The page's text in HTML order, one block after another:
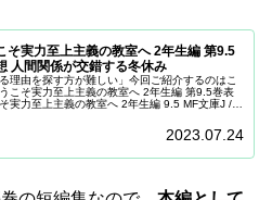
そ実力至上主義の教室へ 2年生編 第9.5
人間関係が交錯する冬休み
る理由を探す方が難しい」今回ご紹介するのはこ
こそ実力至上主義の教室へ 2年生編 第9.5巻表
実力至上主義の教室へ 2年生編 9.5 MF文庫J /
2023.07.24